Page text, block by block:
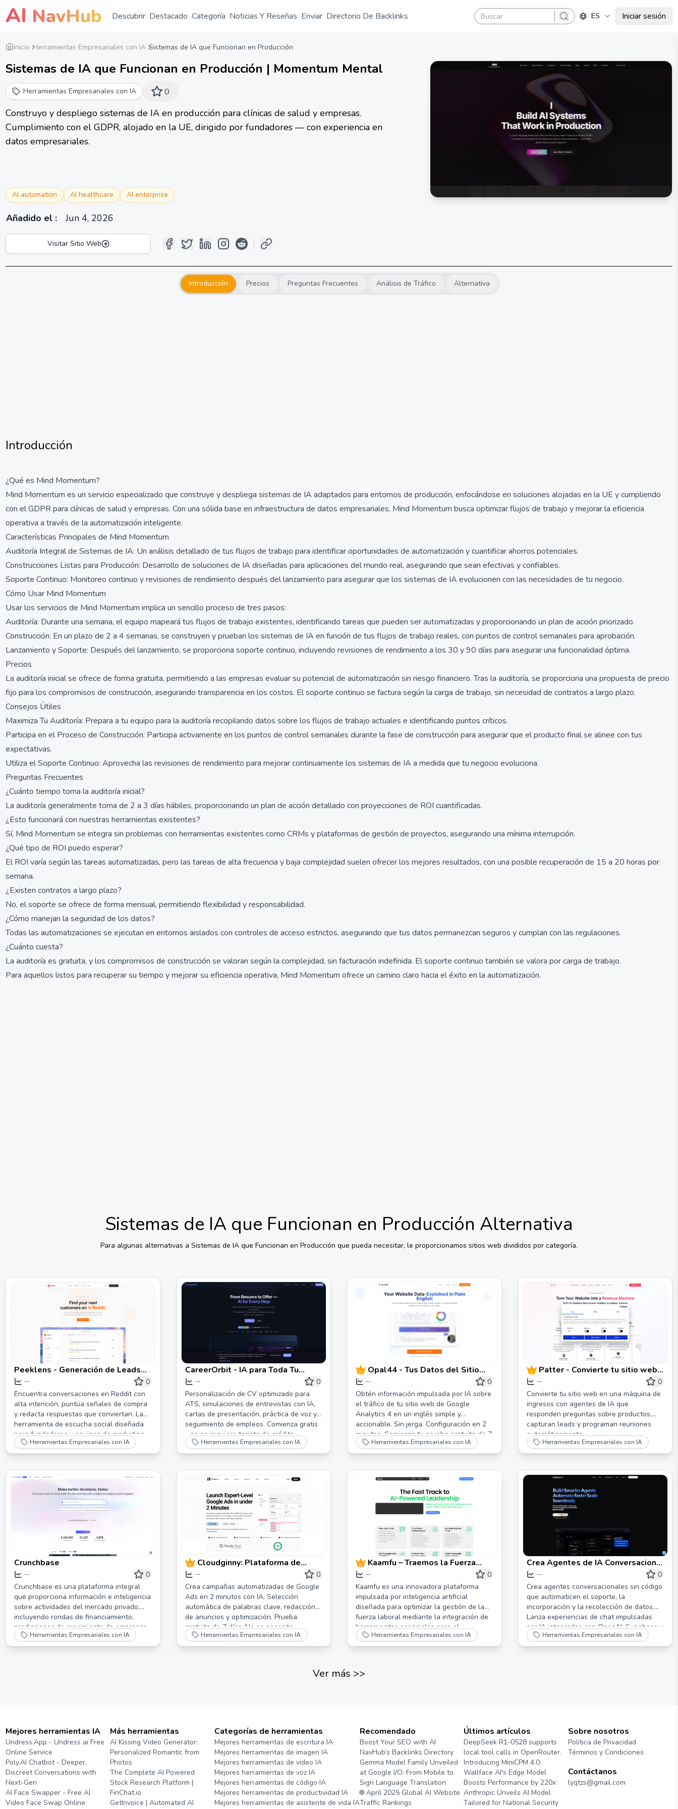
AI NavHub Descubrir Destacado Categoría Noticias Y Reseñas Enviar Directorio De Backlinks
search
ES Iniciar sesión
Inicio Herramientas Empresariales con IA Sistemas de IA que Funcionan en Producción
Sistemas de IA que Funcionan en Producción | Momentum Mental
Herramientas Empresariales con IA 0
Construyo y despliego sistemas de IA en producción para clínicas de salud y empresas.
Cumplimiento con el GDPR, alojado en la UE, dirigido por fundadores — con experiencia en
datos empresariales.
AI automation AI healthcare AI enterprise
Añadido el : Jun 4, 2026
Visitar Sitio Web
Introducción Precios Preguntas Frecuentes Análisis de Tráfico Alternativa
Introducción
¿Qué es Mind Momentum?
Mind Momentum es un servicio especializado que construye y despliega sistemas de IA adaptados para entornos de producción, enfocándose en soluciones alojadas en la UE y cumpliendo
con el GDPR para clínicas de salud y empresas. Con una sólida base en infraestructura de datos empresariales, Mind Momentum busca optimizar flujos de trabajo y mejorar la eficiencia
operativa a través de la automatización inteligente.
Características Principales de Mind Momentum
Auditoría Integral de Sistemas de IA: Un análisis detallado de tus flujos de trabajo para identificar oportunidades de automatización y cuantificar ahorros potenciales.
Construcciones Listas para Producción: Desarrollo de soluciones de IA diseñadas para aplicaciones del mundo real, asegurando que sean efectivas y confiables.
Soporte Continuo: Monitoreo continuo y revisiones de rendimiento después del lanzamiento para asegurar que los sistemas de IA evolucionen con las necesidades de tu negocio.
Cómo Usar Mind Momentum
Usar los servicios de Mind Momentum implica un sencillo proceso de tres pasos:
Auditoría: Durante una semana, el equipo mapeará tus flujos de trabajo existentes, identificando tareas que pueden ser automatizadas y proporcionando un plan de acción priorizado.
Construcción: En un plazo de 2 a 4 semanas, se construyen y prueban los sistemas de IA en función de tus flujos de trabajo reales, con puntos de control semanales para aprobación.
Lanzamiento y Soporte: Después del lanzamiento, se proporciona soporte continuo, incluyendo revisiones de rendimiento a los 30 y 90 días para asegurar una funcionalidad óptima.
Precios
La auditoría inicial se ofrece de forma gratuita, permitiendo a las empresas evaluar su potencial de automatización sin riesgo financiero. Tras la auditoría, se proporciona una propuesta de precio
fijo para los compromisos de construcción, asegurando transparencia en los costos. El soporte continuo se factura según la carga de trabajo, sin necesidad de contratos a largo plazo.
Consejos Útiles
Maximiza Tu Auditoría: Prepara a tu equipo para la auditoría recopilando datos sobre los flujos de trabajo actuales e identificando puntos críticos.
Participa en el Proceso de Construcción: Participa activamente en los puntos de control semanales durante la fase de construcción para asegurar que el producto final se alinee con tus
expectativas.
Utiliza el Soporte Continuo: Aprovecha las revisiones de rendimiento para mejorar continuamente los sistemas de IA a medida que tu negocio evoluciona.
Preguntas Frecuentes
¿Cuánto tiempo toma la auditoría inicial?
La auditoría generalmente toma de 2 a 3 días hábiles, proporcionando un plan de acción detallado con proyecciones de ROI cuantificadas.
¿Esto funcionará con nuestras herramientas existentes?
Sí, Mind Momentum se integra sin problemas con herramientas existentes como CRMs y plataformas de gestión de proyectos, asegurando una mínima interrupción.
¿Qué tipo de ROI puedo esperar?
El ROI varía según las tareas automatizadas, pero las tareas de alta frecuencia y baja complejidad suelen ofrecer los mejores resultados, con una posible recuperación de 15 a 20 horas por
semana.
¿Existen contratos a largo plazo?
No, el soporte se ofrece de forma mensual, permitiendo flexibilidad y responsabilidad.
¿Cómo manejan la seguridad de los datos?
Todas las automatizaciones se ejecutan en entornos aislados con controles de acceso estrictos, asegurando que tus datos permanezcan seguros y cumplan con las regulaciones.
¿Cuánto cuesta?
La auditoría es gratuita, y los compromisos de construcción se valoran según la complejidad, sin facturación indefinida. El soporte continuo también se valora por carga de trabajo.
Para aquellos listos para recuperar su tiempo y mejorar su eficiencia operativa, Mind Momentum ofrece un camino claro hacia el éxito en la automatización.
Sistemas de IA que Funcionan en Producción Alternativa
Para algunas alternativas a Sistemas de IA que Funcionan en Producción que pueda necesitar, le proporcionamos sitios web divididos por categoría.
Peeklens - Generación de Leads
en Reddit y Escucha Social
--
0
Encuentra conversaciones en Reddit con
alta intención, puntúa señales de compra
y redacta respuestas que conviertan. La
herramienta de escucha social diseñada
para fundadores y equipos de marketing.
Herramientas Empresariales con IA
CareerOrbit - IA para Toda Tu
Búsqueda de Empleo
--
0
Personalización de CV optimizado para
ATS, simulaciones de entrevistas con IA,
cartas de presentación, práctica de voz y
seguimiento de empleos. Comienza gratis
- no se requiere tarjeta de crédito.
Herramientas Empresariales con IA
Opal44 - Tus Datos del Sitio
Web Explicados en Términos
Sencillos | Perspectivas de
Google Analytics Impulsadas
por IA
--
0
Obtén información impulsada por IA sobre
el tráfico de tu sitio web de Google
Analytics 4 en un inglés simple y
accionable. Sin jerga. Configuración en 2
minutos. Comienza tu prueba gratuita de 7
días. Herramientas Empresariales con IA
Patter - Convierte tu sitio web
en una máquina de ingresos
--
0
Convierte tu sitio web en una máquina de
ingresos con agentes de IA que
responden preguntas sobre productos,
capturan leads y programan reuniones
automáticamente.
Herramientas Empresariales con IA
Crunchbase
--
0
Crunchbase es una plataforma integral
que proporciona información e inteligencia
sobre actividades del mercado privado,
incluyendo rondas de financiamiento,
predicciones de crecimiento de empresas
y tendencias de la industria.
Herramientas Empresariales con IA
Cloudginny: Plataforma de
Automatización de Anuncios de
Google Potenciada por IA
--
0
Crea campañas automatizadas de Google
Ads en 2 minutos con IA. Selección
automática de palabras clave, redacción
de anuncios y optimización. Prueba
gratuita de 7 días. No se necesita
experiencia en marketing.
Herramientas Empresariales con IA
Kaamfu – Traemos la Fuerza
Laboral
--
0
Kaamfu es una innovadora plataforma
impulsada por inteligencia artificial
diseñada para optimizar la gestión de la
fuerza laboral mediante la integración de
herramientas esenciales para el
seguimiento del rendimiento, la gestión de
tareas y la mejora de la colaboración del
Herramientas Empresariales con IA
Crea Agentes de IA Conversacional
Sin Código | Release0
--
0
Crea agentes conversacionales sin código
que automaticen el soporte, la
incorporación y la recolección de datos.
Lanza experiencias de chat impulsadas
por IA integradas con OpenAI, Supabase y
más. Herramientas Empresariales con IA
Ver más >>
Mejores herramientas IA
Undress.App - Undress ai Free
Online Service
Poly.AI Chatbot - Deeper,
Discreet Conversations with
Next-Gen
AI Face Swapper - Free AI
Video Face Swap Online
Más herramientas
AI Kissing Video Generator:
Personalized Romantic from
Photos
The Complete AI Powered
Stock Research Platform |
FinChat.io
GetInvoice | Automated AI
Categorías de herramientas
Mejores herramientas de escritura IA
Mejores herramientas de imagen IA
Mejores herramientas de video IA
Mejores herramientas de voz IA
Mejores herramientas de código IA
Mejores herramientas de productividad IA
Mejores herramientas de asistente de vida IA
Recomendado
Boost Your SEO with AI
NavHub’s Backlinks Directory
Gemma Model Family Unveiled
at Google I/O: From Mobile to
Sign Language Translation
🌐 April 2025 Global AI Website
Traffic Rankings
Últimos artículos
DeepSeek R1-0528 supports
local tool calls in OpenRouter.
Introducing MiniCPM 4.0:
Wallface AI's Edge Model
Boosts Performance by 220x
Anthropic Unveils AI Model
Tailored for National Security
Sobre nosotros
Política de Privacidad
Términos y Condiciones
Contáctanos
lyqtzs@gmail.com